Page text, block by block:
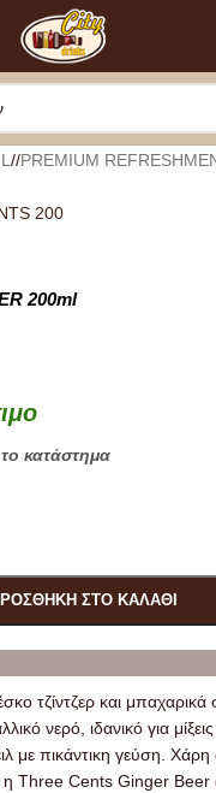
/ PREMIUM
200ml
κατάστημα
ΣΤΟ ΚΑΛΆΘΙ
τζίντζερ και
νερό, ιδανικό για
με πικάντικη γεύση. Χάρη
Three Cents Ginger Beer